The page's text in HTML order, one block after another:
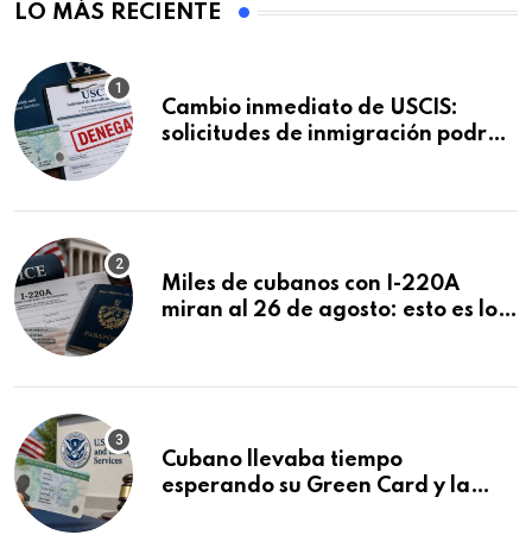
LO MÁS RECIENTE
Cambio inmediato de USCIS:
solicitudes de inmigración podrán
Miles de cubanos con I-220A
miran al 26 de agosto: esto es lo
Cubano llevaba tiempo
esperando su Green Card y la